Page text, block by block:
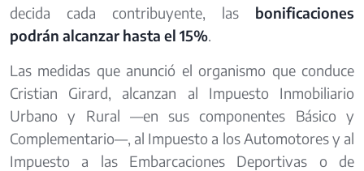
decida cada contribuyente, las bonificaciones
podrán alcanzar hasta el 15%.
Las medidas que anunció el organismo que conduce
Cristian Girard, alcanzan al Impuesto Inmobiliario
Urbano y Rural —en sus componentes Básico y
Complementario—, al Impuesto a los Automotores y al
Impuesto a las Embarcaciones Deportivas o de